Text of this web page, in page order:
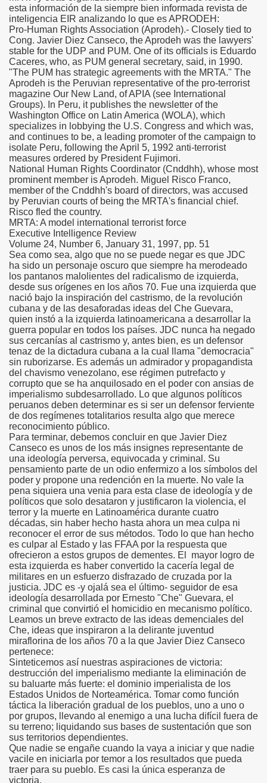
esta información de la siempre bien informada revista de
inteligencia EIR analizando lo que es APRODEH:
Pro-Human Rights Association (Aprodeh).- Closely tied to
Cong. Javier Diez Canseco, the Aprodeh was the lawyers'
stable for the UDP and PUM. One of its officials is Eduardo
Caceres, who, as PUM general secretary, said, in 1990.
"The PUM has strategic agreements with the MRTA." The
Apro­deh is the Peruvian representative of the pro-terrorist
maga­zine Our New Land, of APIA (see International
Groups). In Peru, it publishes the newsletter of the
Washington Office on Latin America (WOLA), which
specializes in lobbying the U.S. Congress and which was,
and continues to be, a leading promoter of the campaign to
isolate Peru, following the April 5, 1992 anti-terrorist
measures ordered by President Fujimori.
National Human Rights Coordinator (Cnddhh), whose most
prominent member is Aprodeh. Miguel Risco Franco,
member of the Cnddhh's board of directors, was accused
by Peruvian courts of being the MRTA's financial chief.
Risco fled the country.
MRTA: A model international terrorist force
Executive Intelligence Review
Volume 24, Number 6, January 31, 1997, pp. 51
Sea como sea, algo que no se puede negar es que JDC
ha sido un personaje oscuro que siempre ha merodeado
los pantanos malolientes del radicalismo de izquierda,
desde sus orígenes en los años 70. Fue una izquierda que
nació bajo la inspiración del castrismo, de la revolución
cubana y de las desaforadas ideas del Che Guevara,
quien instó a la izquierda latinoamericana a desarrollar la
guerra popular en todos los países. JDC nunca ha negado
sus cercanías al castrismo y, antes bien, es un defensor
tenaz de la dictadura cubana a la cual llama "democracia"
sin ruborizarse. Es además un admirador y propagandista
del chavismo venezolano, ese régimen putrefacto y
corrupto que se ha anquilosado en el poder con ansias de
imperialismo subdesarrollado. Lo que algunos políticos
peruanos deben determinar es si ser un defensor ferviente
de dos regímenes totalitarios resulta algo que merece
reconocimiento público.
Para terminar, debemos concluir en que Javier Diez
Canseco es unos de los más insignes representante de
una ideología perversa, equivocada y criminal. Su
pensamiento parte de un odio enfermizo a los símbolos del
poder y propone una redención en la muerte. No vale la
pena siquiera una venia para esta clase de ideología y de
políticos que solo desataron y justificaron la violencia, el
terror y la muerte en Latinoamérica durante cuatro
décadas, sin haber hecho hasta ahora un mea culpa ni
reconocer el error de sus métodos. Todo lo que han hecho
es culpar al Estado y las FFAA por la respuesta que
ofrecieron a estos grupos de dementes. El mayor logro de
esta izquierda es haber convertido la cacería legal de
militares en un esfuerzo disfrazado de cruzada por la
justicia. JDC es -y ojalá sea el último- seguidor de esa
ideología desarrollada por Ernesto "Che" Guevara, el
criminal que convirtió el homicidio en mecanismo político.
Leamos un breve extracto de las ideas demenciales del
Che, ideas que inspiraron a la delirante juventud
miraflorina de los años 70 a la que Javier Diez Canseco
pertenece:
Sinteticemos así nuestras aspiraciones de victoria:
destrucción del imperialismo mediante la eliminación de
su baluarte más fuerte: el dominio imperialista de los
Estados Unidos de Norteamérica. Tomar como función
táctica la liberación gradual de los pueblos, uno a uno o
por grupos, llevando al enemigo a una lucha difícil fuera de
su terreno; liquidando sus bases de sustentación que son
sus territorios dependientes.
Que nadie se engañe cuando la vaya a iniciar y que nadie
vacile en iniciarla por temor a los resultados que pueda
traer para su pueblo. Es casi la única esperanza de
victoria.